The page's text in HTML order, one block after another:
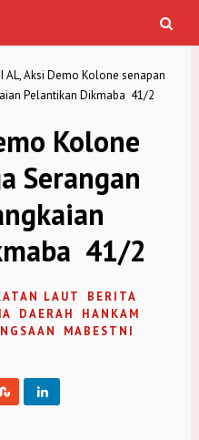
AL, Aksi Demo Kolone senapan
Pelantikan Dikmaba 41/2
Kolone
Serangan
41/2
LAUT
BERITA
DAERAH
HANKAM
MABESTNI